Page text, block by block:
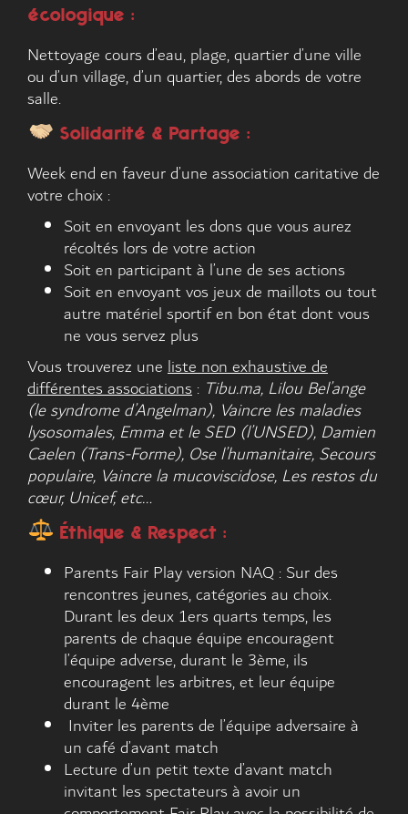
écologique :
Nettoyage cours d’eau, plage, quartier d’une ville
ou d’un village, d’un quartier, des abords de votre
salle.
Solidarité & Partage :
Week end en faveur d’une association caritative de
votre choix :
Soit en envoyant les dons que vous aurez
récoltés lors de votre action
Soit en participant à l’une de ses actions
Soit en envoyant vos jeux de maillots ou tout
autre matériel sportif en bon état dont vous
ne vous servez plus
Vous trouverez une liste non exhaustive de
différentes associations : Tibu.ma, Lilou Bel’ange
(le syndrome d’Angelman), Vaincre les maladies
lysosomales, Emma et le SED (l’UNSED), Damien
Caelen (Trans-Forme), Ose l’humanitaire, Secours
populaire, Vaincre la mucoviscidose, Les restos du
cœur, Unicef, etc…
Éthique & Respect :
Parents Fair Play version NAQ : Sur des
rencontres jeunes, catégories au choix.
Durant les deux 1ers quarts temps, les
parents de chaque équipe encouragent
l’équipe adverse, durant le 3ème, ils
encouragent les arbitres, et leur équipe
durant le 4ème
Inviter les parents de l’équipe adversaire à
un café d’avant match
Lecture d’un petit texte d’avant match
invitant les spectateurs à avoir un